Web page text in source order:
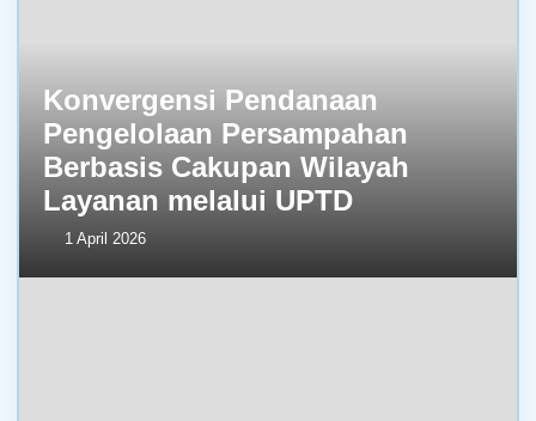
Konvergensi Pendanaan
Pengelolaan Persampahan
Berbasis Cakupan Wilayah
Layanan melalui UPTD
1 April 2026